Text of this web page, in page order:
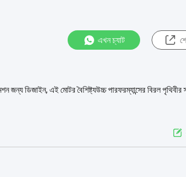
এখন চ্যাট
জন্য ডিজাইন, এই মোটর বৈশিষ্ট্যউচ্চ পারফরম্যান্সের বিরল পৃথিবীর